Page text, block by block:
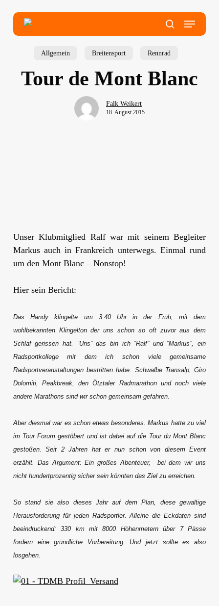
search
Menu
Allgemein Breitensport Rennrad
Tour de Mont Blanc
Falk Weikert
18. August 2015
Unser Klubmitglied Ralf war mit seinem Begleiter
Markus auch in Frankreich unterwegs. Einmal rund
um den Mont Blanc – Nonstop!
Hier sein Bericht:
Das Handy klingelte um 3.40 Uhr in der Früh, mit dem
wohlbekannten Klingelton der uns schon so oft zuvor aus dem
Schlaf gerissen hat. “Uns” das bin ich “Ralf” und “Markus”, ein
Radsportkollege mit dem ich schon viele gemeinsame
Radsportveranstaltungen bestritten habe. Schwalbe Transalp, Giro
Dolomiti, Peakbreak, den Ötztaler Radmarathon und noch viele
andere Marathons sind wir schon gemeinsam gefahren.
Aber diesmal war es schon etwas besonderes. Markus hatte zu viel
im Tour Forum gestöbert und ist dabei auf die Tour du Mont Blanc
gestoßen. Seit 2 Jahren hat er nun schon von diesem Event
erzählt. Das Argument: Ein großes Abenteuer, bei dem wir uns
nicht hundertprozentig sicher sein könnten das Ziel zu erreichen.
So stand sie also dieses Jahr auf dem Plan, diese gewaltige
Herausforderung für jeden Radsportler. Alleine die Eckdaten sind
beeindruckend: 330 km mit 8000 Höhenmetern über 7 Pässe
fordern eine gründliche Vorbereitung. Und jetzt sollte es also
losgehen.